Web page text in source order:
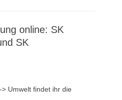
online: SK
SK
Umwelt findet ihr die